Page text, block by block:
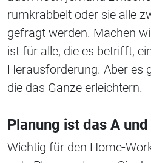
rumkrabbelt oder sie alle
gefragt werden. Machen
ist für alle, die es betrifft,
Herausforderung. Aber es
die das Ganze erleichtern.
Planung ist das A und
Wichtig für den Home-